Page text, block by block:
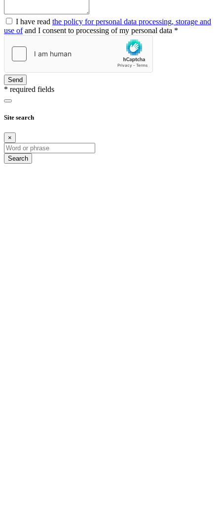
I have read the policy for personal data processing, storage and
use ofand I consent to processing of my personal data *
Send
* required fields
Site search
×
Search